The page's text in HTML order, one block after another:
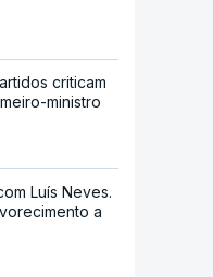
criticam
ministro
Luís Neves.
a